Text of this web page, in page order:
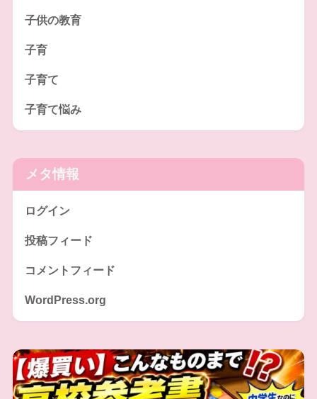
子供の教育
子育
子育て
子育て悩み
メタ情報
ログイン
投稿フィード
コメントフィード
WordPress.org